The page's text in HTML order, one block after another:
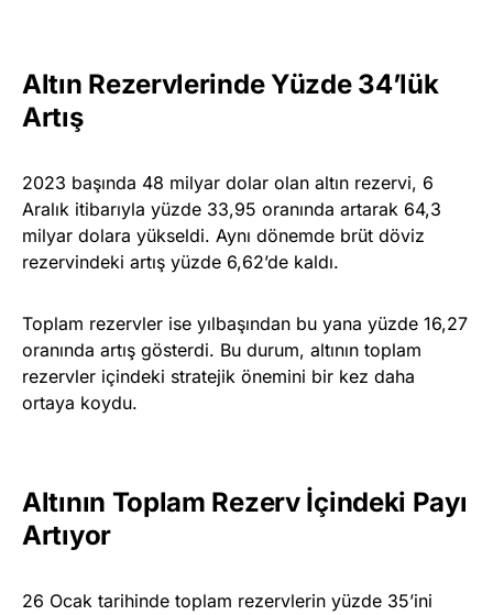
Altın Rezervlerinde Yüzde 34’lük
Artış
2023 başında 48 milyar dolar olan altın rezervi, 6
Aralık itibarıyla yüzde 33,95 oranında artarak 64,3
milyar dolara yükseldi. Aynı dönemde brüt döviz
rezervindeki artış yüzde 6,62’de kaldı.
Toplam rezervler ise yılbaşından bu yana yüzde 16,27
oranında artış gösterdi. Bu durum, altının toplam
rezervler içindeki stratejik önemini bir kez daha
ortaya koydu.
Altının Toplam Rezerv İçindeki Payı
Artıyor
26 Ocak tarihinde toplam rezervlerin yüzde 35’ini